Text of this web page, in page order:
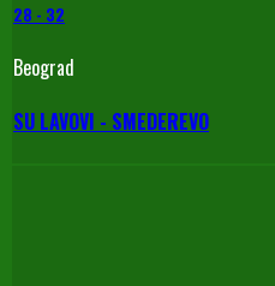
28 - 32
Beograd
SU LAVOVI - SMEDEREVO